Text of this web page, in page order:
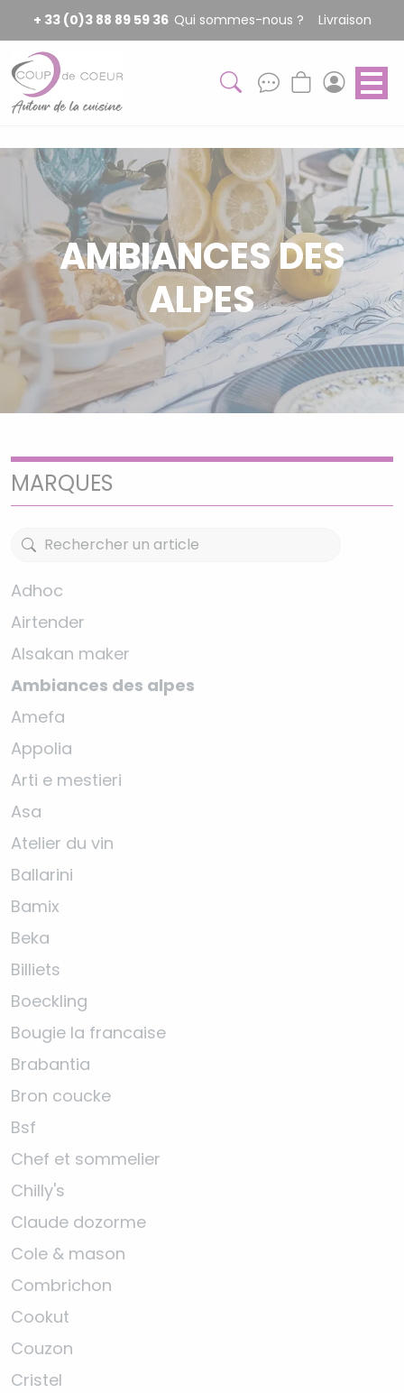
+ 33 (0)3 88 89 59 36 Qui sommes-nous ? Livraison
AMBIANCES DES
ALPES
MARQUES
Adhoc
Airtender
Alsakan maker
Ambiances des alpes
Amefa
Appolia
Arti e mestieri
Asa
Atelier du vin
Ballarini
Bamix
Beka
Billiets
Boeckling
Bougie la francaise
Brabantia
Bron coucke
Bsf
Chef et sommelier
Chilly's
Claude dozorme
Cole & mason
Combrichon
Cookut
Couzon
Cristel
Panneau de gestion des cookies